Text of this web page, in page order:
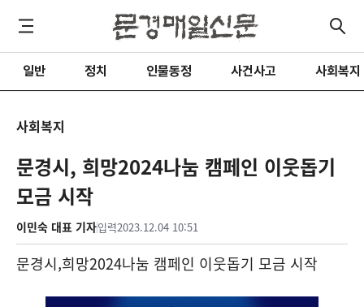
일반 정치 인물동정 사건사고 사회복지
사회복지
문경시, 희망2024나눔 캠페인 이웃돕기
모금 시작
이민숙 대표 기자입력2023.12.04 10:51
문경시,희망2024나눔 캠페인 이웃돕기 모금 시작